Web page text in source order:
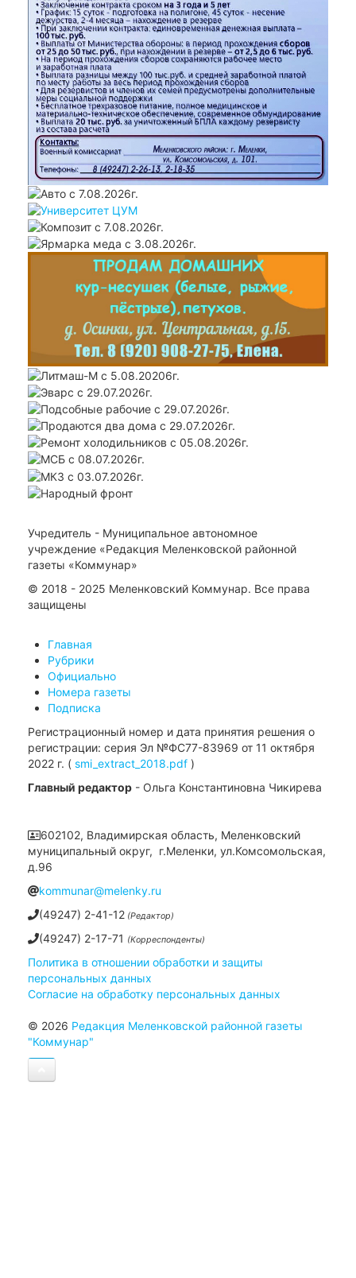
Учредитель - Муниципальное автономное
учреждение «Редакция Меленковской районной
газеты «Коммунар»
© 2018 - 2025 Меленковский Коммунар. Все права
защищены
Главная
Рубрики
Официально
Номера газеты
Подписка
Регистрационный номер и дата принятия решения о
регистрации: серия Эл №ФС77-83969 от 11 октября
2022 г. ( smi_extract_2018.pdf )
Главный редактор - Ольга Константиновна Чикирева
602102, Владимирская область, Меленковский
муниципальный округ, г.Меленки, ул.Комсомольская,
д.96
kommunar@melenky.ru
(49247) 2-41-12 (Редактор)
(49247) 2-17-71 (Корреспонденты)
Политика в отношении обработки и защиты
персональных данных
Согласие на обработку персональных данных
© 2026 Редакция Меленковской районной газеты
"Коммунар"